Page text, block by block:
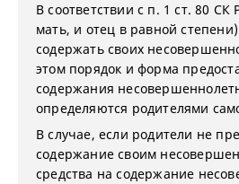
В соответствии с п. 1 ст. 80
мать, и отец в равной
содержать своих
этом порядок и форма
содержания
определяются родителями
В случае, если родители не
содержание своим
средства на содержание